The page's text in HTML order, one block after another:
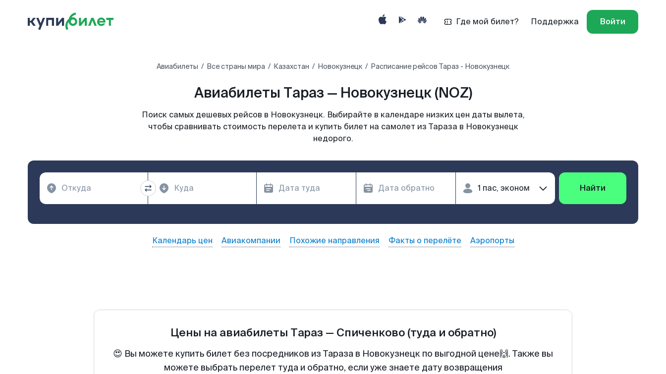
Где мой билет? Поддержка Войти
Авиабилеты Все страны мира Казахстан Новокузнецк Расписание рейсов Тараз - Новокузнецк
Авиабилеты Тараз — Новокузнецк (NOZ)
Поиск самых дешевых рейсов в Новокузнецк. Выбирайте в календаре низких цен даты вылета,
чтобы сравнивать стоимость перелета и купить билет на самолет из Тараза в Новокузнецк
недорого.
Найти
Календарь цен Авиакомпании Похожие направления Факты о перелёте Аэропорты
Цены на авиабилеты Тараз — Спиченково (туда и обратно)
😍 Вы можете купить билет без посредников из Тараза в Новокузнецк по выгодной цене🙌. Также вы
можете выбрать перелет туда и обратно, если уже знаете дату возвращения